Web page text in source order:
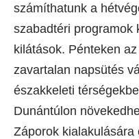
számíthatunk a
szabadtéri programok
kilátások. Pénteken
zavartalan napsütés
északkeleti
Dunántúlon
Záporok kialakulására